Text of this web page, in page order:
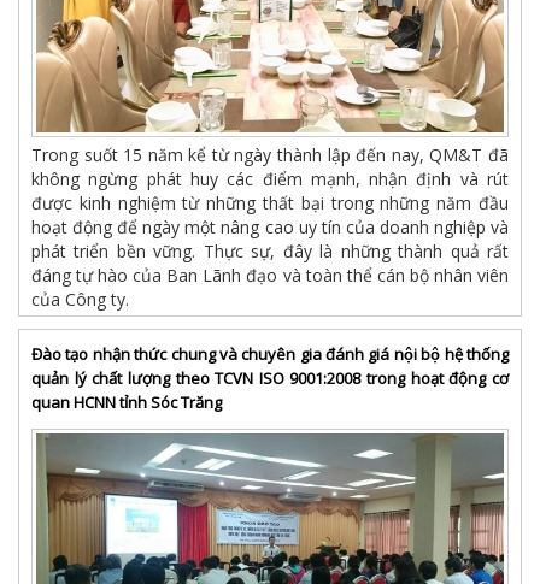
Trong suốt 15 năm kể từ ngày thành lập đến nay, QM&T đã
không ngừng phát huy các điểm mạnh, nhận định và rút
được kinh nghiệm từ những thất bại trong những năm đầu
hoạt động để ngày một nâng cao uy tín của doanh nghiệp và
phát triển bền vững. Thực sự, đây là những thành quả rất
đáng tự hào của Ban Lãnh đạo và toàn thể cán bộ nhân viên
của Công ty.
Đào tạo nhận thức chung và chuyên gia đánh giá nội bộ hệ thống
quản lý chất lượng theo TCVN ISO 9001:2008 trong hoạt động cơ
quan HCNN tỉnh Sóc Trăng